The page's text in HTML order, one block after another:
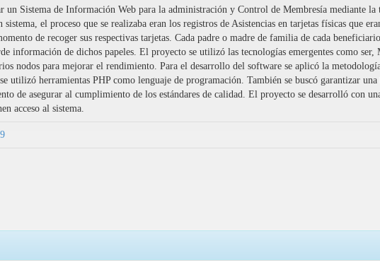
un Sistema de Información Web para la administración y Control de Membresía mediante
el proceso que se realizaba eran los registros de Asistencias en tarjetas físicas que
de recoger sus respectivas tarjetas. Cada padre o madre de familia de cada
información de dichos papeles. El proyecto se utilizó las tecnologías emergentes como ser,
nodos para mejorar el rendimiento. Para el desarrollo del software se aplicó la
utilizó herramientas PHP como lenguaje de programación. También se buscó garantizar
de asegurar al cumplimiento de los estándares de calidad. El proyecto se desarrolló con
acceso al sistema.